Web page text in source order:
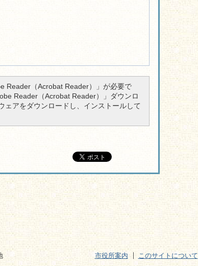
Reader（Acrobat Reader）」が必要で
Reader（Acrobat Reader）」ダウンロ
ェアをダウンロードし、インストールして
市役所案内 このサイトについて